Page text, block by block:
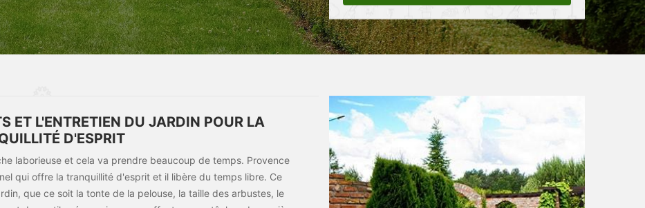
ET L'ENTRETIEN DU JARDIN POUR LA
D'ESPRIT
laborieuse et cela va prendre beaucoup de temps. Provence
qui offre la tranquillité d'esprit et il libère du temps libre. Ce
que ce soit la tonte de la pelouse, la taille des arbustes, le